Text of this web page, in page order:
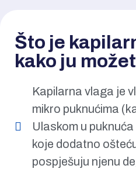
Što je
kako ju
Kapilarna vlaga je
mikro puknućima
Ulaskom u
koje dodatno
pospješuju njenu